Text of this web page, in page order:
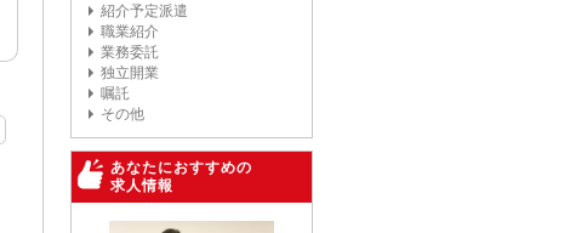
紹介予定派遣
職業紹介
業務委託
独立開業
嘱託
その他
あなたにおすすめの
求人情報